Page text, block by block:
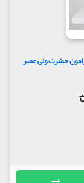
حضرت ولی ‌عصر